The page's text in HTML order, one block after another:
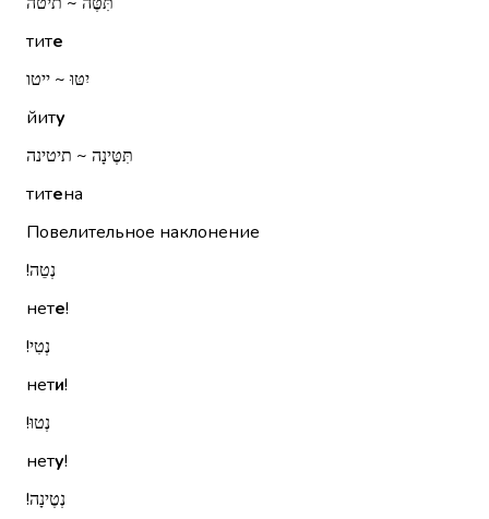
тите
יִטּוּ ~ ייטו
йиту
תִּטֶּינָה ~ תיטינה
титена
Повелительное наклонение
נְטֵה!‏
нете!
נְטִי!‏
нети!
נְטוּ!‏
нету!
נְטֶינָה!‏